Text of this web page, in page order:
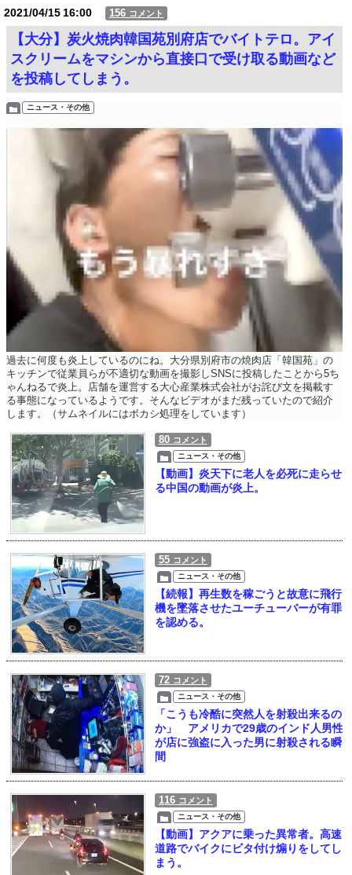
2021/04/1516:00 156 コメント
【大分】炭火焼肉韓国苑別府店でバイトテロ。アイ
スクリームをマシンから直接口で受け取る動画など
を投稿してしまう。
ニュース・その他
過去に何度も炎上しているのにね。大分県別府市の焼肉店「韓国苑」の
キッチンで従業員らが不適切な動画を撮影しSNSに投稿したことから5ち
ゃんねるで炎上。店舗を運営する大心産業株式会社がお詫び文を掲載す
る事態になっているようです。そんなビデオがまだ残っていたので紹介
します。（サムネイルにはボカシ処理をしています）
80 コメント
ニュース・その他
【動画】炎天下に老人を必死に走らせ
る中国の動画が炎上。
55 コメント
ニュース・その他
【続報】再生数を稼ごうと故意に飛行
機を墜落させたユーチューバーが有罪
を認める。
72 コメント
ニュース・その他
「こうも冷酷に突然人を射殺出来るの
か」 アメリカで29歳のインド人男性
が店に強盗に入った男に射殺される瞬
間
116 コメント
ニュース・その他
【動画】アクアに乗った異常者。高速
道路でバイクにビタ付け煽りをしてし
まう。